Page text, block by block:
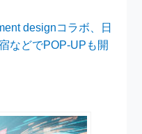
designコラボ、日
などでPOP-UPも開